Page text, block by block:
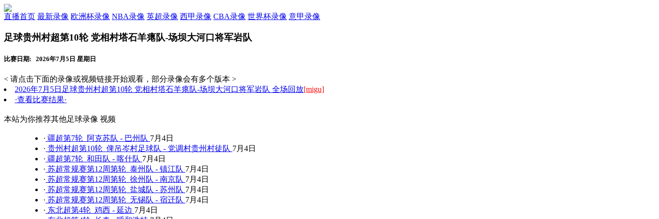
直播首页 最新录像 欧洲杯录像 NBA录像 英超录像 西甲录像 CBA录像 世界杯录像 意甲录像
足球贵州村超第10轮 党相村塔石羊瘪队-场坝大河口将军岩队
比赛日期: 2026年7月5日 星期日
< 请点击下面的录像或视频链接开始观看，部分录像会有多个版本 >
2026年7月5日足球贵州村超第10轮 党相村塔石羊瘪队-场坝大河口将军岩队 全场回放[migu]
·查看比赛结果·
本站为你推荐其他足球录像 视频
· 疆超第7轮 阿克苏队 - 巴州队 7月4日
· 贵州村超第10轮 俾吊岑村足球队 - 党调村贵州村徒队 7月4日
· 疆超第7轮 和田队 - 喀什队 7月4日
· 苏超常规赛第12周第轮 泰州队 - 镇江队 7月4日
· 苏超常规赛第12周第轮 徐州队 - 南京队 7月4日
· 苏超常规赛第12周第轮 盐城队 - 苏州队 7月4日
· 苏超常规赛第12周第轮 无锡队 - 宿迁队 7月4日
· 东北超第4轮 鸡西 - 延边 7月4日